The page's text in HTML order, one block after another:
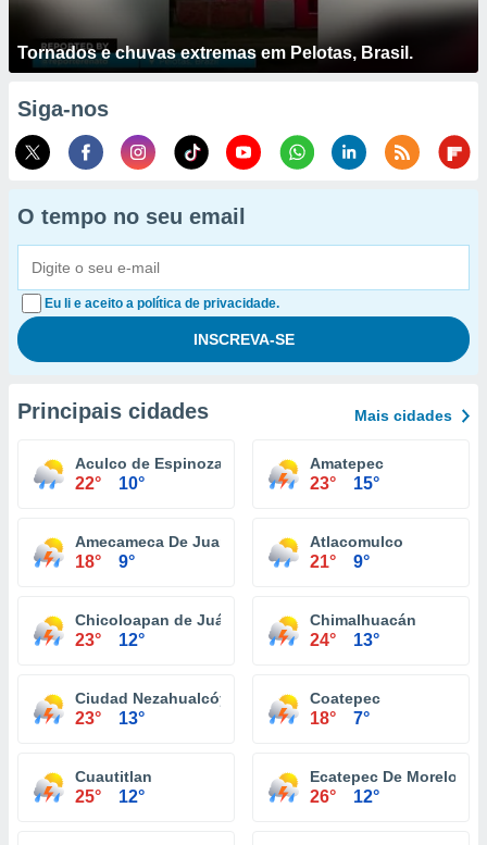
Tornados e chuvas extremas em Pelotas, Brasil.
Siga-nos
O tempo no seu email
Eu li e aceito a política de privacidade.
Principais cidades Mais cidades
Aculco de Espinoza
22° 10°
Amatepec
23° 15°
Amecameca De Juarez
18° 9°
Atlacomulco
21° 9°
Chicoloapan de Juárez
23° 12°
Chimalhuacán
24° 13°
Ciudad Nezahualcóyotl
23° 13°
Coatepec
18° 7°
Cuautitlan
25° 12°
Ecatepec De Morelos
26° 12°